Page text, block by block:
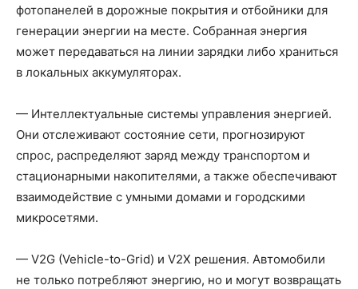
фотопанелей в дорожные покрытия и отбойники для
генерации энергии на месте. Собранная энергия
может передаваться на линии зарядки либо храниться
в локальных аккумуляторах.
— Интеллектуальные системы управления энергией.
Они отслеживают состояние сети, прогнозируют
спрос, распределяют заряд между транспортом и
стационарными накопителями, а также обеспечивают
взаимодействие с умными домами и городскими
микросетями.
— V2G (Vehicle-to-Grid) и V2X решения. Автомобили
не только потребляют энергию, но и могут возвращать